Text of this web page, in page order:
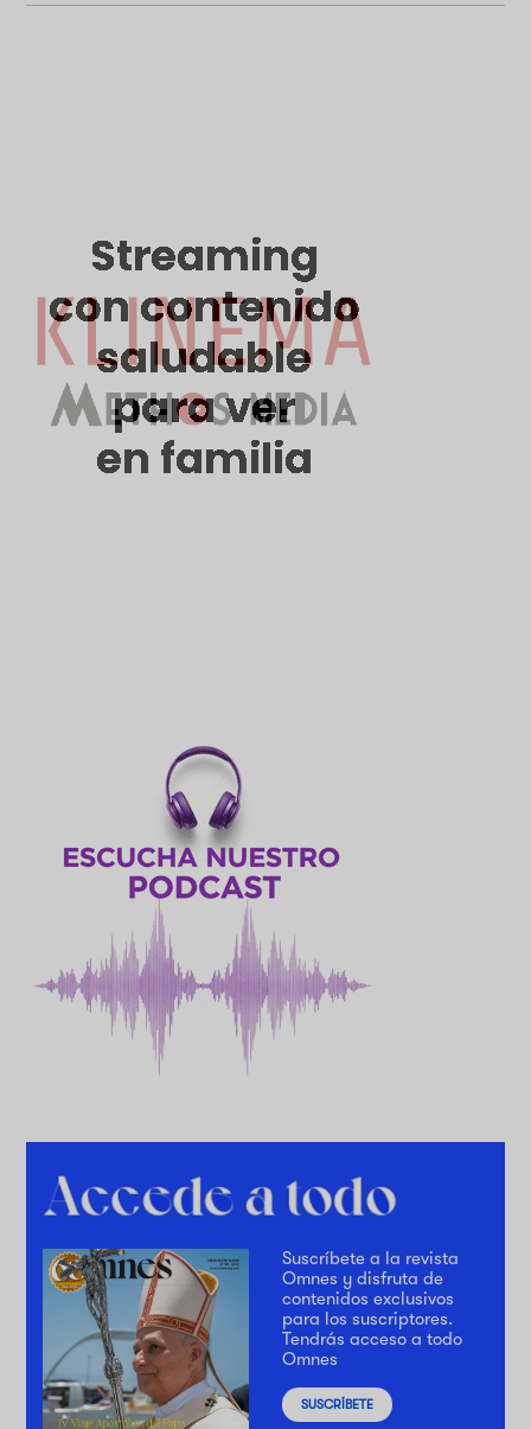
Suscríbete a la revista
Omnes y disfruta de
contenidos exclusivos
para los suscriptores.
Tendrás acceso a todo
Omnes
SUSCRÍBETE